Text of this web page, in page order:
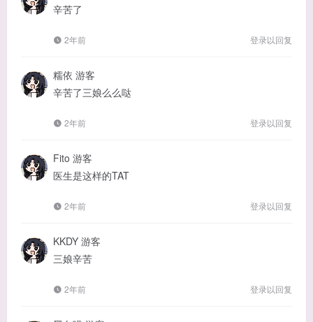
辛苦了
2年前 登录以回复
糯依 游客
辛苦了三娘么么哒
2年前 登录以回复
Fito 游客
医生是这样的TAT
2年前 登录以回复
KKDY 游客
三娘辛苦
2年前 登录以回复